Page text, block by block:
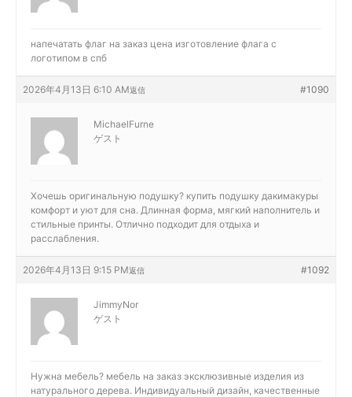
напечатать флаг на заказ цена изготовление флага с
логотипом в спб
2026年4月13日 6:10 AM #1090
返信
MichaelFurne
ゲスト
Хочешь оригинальную подушку? купить подушку дакимакуры
комфорт и уют для сна. Длинная форма, мягкий наполнитель и
стильные принты. Отлично подходит для отдыха и
расслабления.
2026年4月13日 9:15 PM #1092
返信
JimmyNor
ゲスト
Нужна мебель? мебель на заказ эксклюзивные изделия из
натурального дерева. Индивидуальный дизайн, качественные